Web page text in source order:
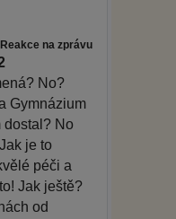
Reakce na zprávu
No?
Gymnázium
dostal? No
je to
péči a
Jak ještě?
od